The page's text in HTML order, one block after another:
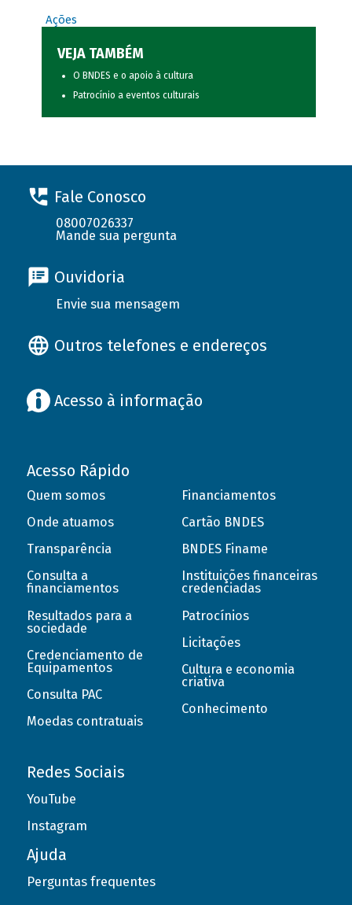
Ações
VEJA TAMBÉM
O BNDES e o apoio à cultura
Patrocínio a eventos culturais
Fale Conosco
08007026337
Mande sua pergunta
Ouvidoria
Envie sua mensagem
Outros telefones e endereços
Acesso à informação
Acesso Rápido
Quem somos
Onde atuamos
Transparência
Consulta a
financiamentos
Resultados para a
sociedade
Credenciamento de
Equipamentos
Consulta PAC
Moedas contratuais
Financiamentos
Cartão BNDES
BNDES Finame
Instituições financeiras
credenciadas
Patrocínios
Licitações
Cultura e economia
criativa
Conhecimento
Redes Sociais
YouTube
Instagram
Ajuda
Perguntas frequentes